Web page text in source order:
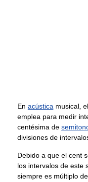
En acústica musical, el
emplea para medir
centésima de
divisiones de
Debido a que el cent
los intervalos de este
siempre es múltiplo